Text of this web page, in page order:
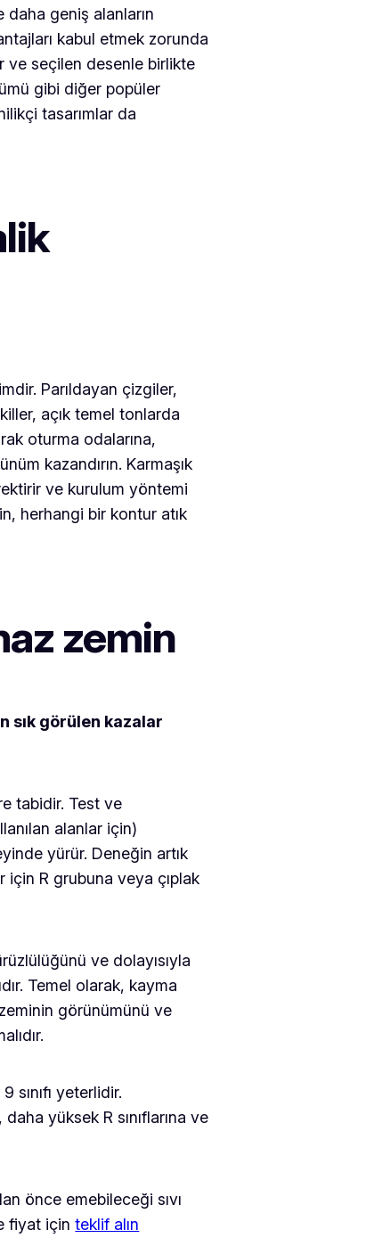
daha geniş alanların
kabul etmek zorunda
ve seçilen desenle birlikte
gibi diğer popüler
tasarımlar da
Parıldayan çizgiler,
açık temel tonlarda
oturma odalarına,
kazandırın. Karmaşık
ve kurulum yöntemi
herhangi bir kontur atık
zemin
sık görülen kazalar
tabidir. Test ve
alanlar için)
yürür. Deneğin artık
için R grubuna veya çıplak
ve dolayısıyla
Temel olarak, kayma
görünümünü ve
sınıfı yeterlidir.
yüksek R sınıflarına ve
önce emebileceği sıvı
fiyat içinteklif alın